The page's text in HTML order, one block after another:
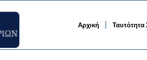
Αρχική